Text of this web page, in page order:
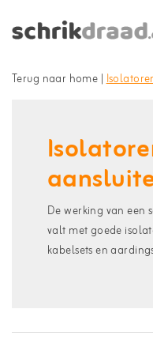
Terug naar home |
De werking van
valt met goede
kabelsets en